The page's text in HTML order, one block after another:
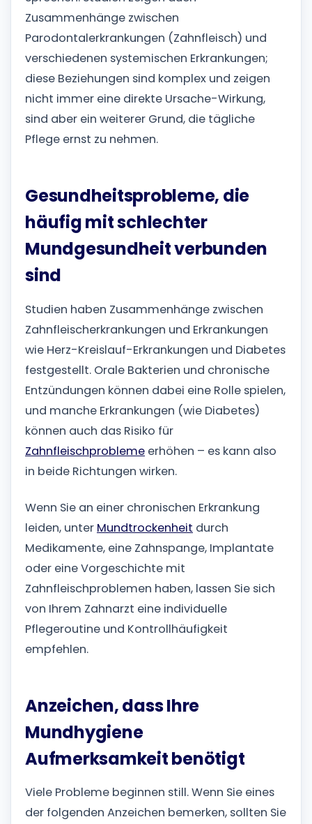
Zusammenhänge zwischen
Parodontalerkrankungen (Zahnfleisch) und
verschiedenen systemischen Erkrankungen;
diese Beziehungen sind komplex und zeigen
nicht immer eine direkte Ursache-Wirkung,
sind aber ein weiterer Grund, die tägliche
Pflege ernst zu nehmen.
Gesundheitsprobleme, die
häufig mit schlechter
Mundgesundheit verbunden
sind
Studien haben Zusammenhänge zwischen
Zahnfleischerkrankungen und Erkrankungen
wie Herz-Kreislauf-Erkrankungen und Diabetes
festgestellt. Orale Bakterien und chronische
Entzündungen können dabei eine Rolle spielen,
und manche Erkrankungen (wie Diabetes)
können auch das Risiko für
Zahnfleischprobleme erhöhen – es kann also
in beide Richtungen wirken.
Wenn Sie an einer chronischen Erkrankung
leiden, unter Mundtrockenheit durch
Medikamente, eine Zahnspange, Implantate
oder eine Vorgeschichte mit
Zahnfleischproblemen haben, lassen Sie sich
von Ihrem Zahnarzt eine individuelle
Pflegeroutine und Kontrollhäufigkeit
empfehlen.
Anzeichen, dass Ihre
Mundhygiene
Aufmerksamkeit benötigt
Viele Probleme beginnen still. Wenn Sie eines
der folgenden Anzeichen bemerken, sollten Sie